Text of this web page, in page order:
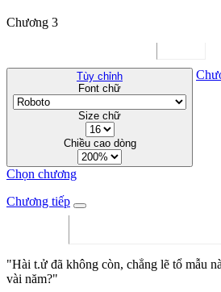
Chương 3
Tùy chỉnh
Font chữ
Size chữ
Chiều cao dòng
Chọn chương
Chương tiếp
"Hài t.ử đã không còn, chẳng lẽ tổ mẫu
vài năm?"